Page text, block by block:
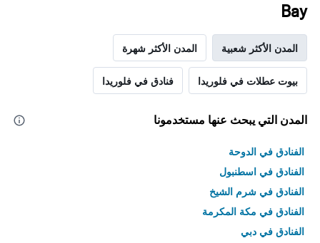
Bay
المدن الأكثر شعبية المدن الأكثر شهرة
بيوت عطلات في فلوريدا فنادق في فلوريدا
المدن التي يبحث عنها مستخدمونا
الفنادق في الدوحة
الفنادق في اسطنبول
الفنادق في شرم الشيخ
الفنادق في مكة المكرمة
الفنادق في دبي